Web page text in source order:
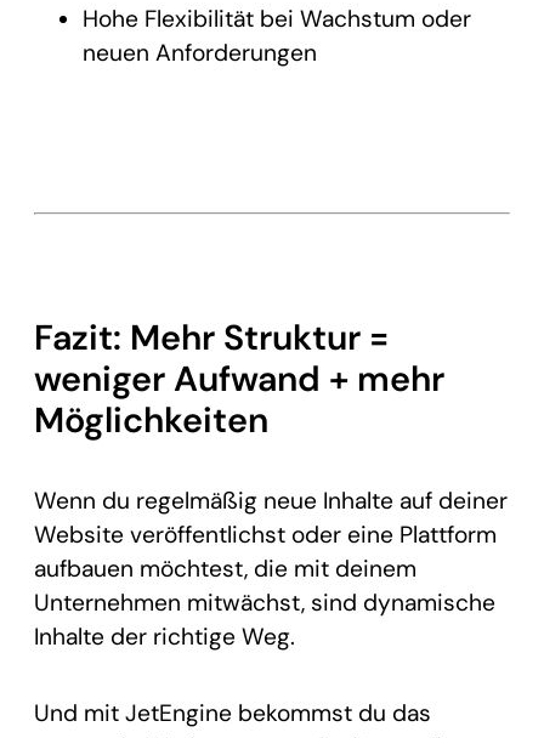
Hohe Flexibilität bei Wachstum oder
neuen Anforderungen
Fazit: Mehr Struktur =
weniger Aufwand + mehr
Möglichkeiten
Wenn du regelmäßig neue Inhalte auf deiner
Website veröffentlichst oder eine Plattform
aufbauen möchtest, die mit deinem
Unternehmen mitwächst, sind dynamische
Inhalte der richtige Weg.
Und mit JetEngine bekommst du das